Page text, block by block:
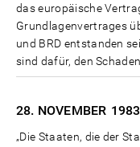
das europäische
Grundlagenvertrages
und BRD entstanden
sind dafür, den
28. NOVEMBER 1983
„Die Staaten, die der